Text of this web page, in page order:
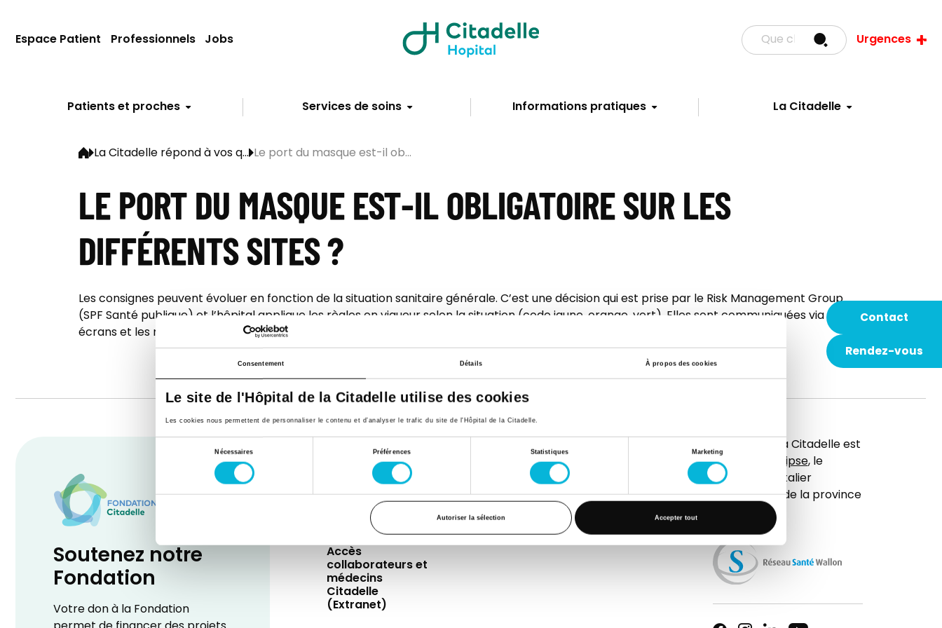
Consentement Détails À propos des cookies
Le site de l'Hôpital de la Citadelle utilise des cookies
Les cookies nous permettent de personnaliser le contenu et d’analyser le trafic du site de l'Hôpital de la Citadelle.
Nécessaires Préférences Statistiques Marketing
Autoriser la sélection Accepter tout
Patients et proches Services de soins Informations pratiques La Citadelle
Espace Patient Professionnels Jobs Urgences
Contact
Rendez-vous
La Citadelle répond à vos q... Le port du masque est-il ob...
LE PORT DU MASQUE EST-IL OBLIGATOIRE SUR LES
DIFFÉRENTS SITES ?
Les consignes peuvent évoluer en fonction de la situation sanitaire générale. C’est une décision qui est prise par le Risk Management Group
(SPF Santé publique) et l’hôpital applique les règles en vigueur selon la situation (code jaune, orange, vert). Elles sont communiquées via les
écrans et les médias.
Soutenez notre
Fondation
Votre don à la Fondation
Espace Patient
Professionnels de
Accès
collaborateurs et
médecins
Citadelle
(Extranet)
Actualités
Contact
FAQ
L’hôpital de la Citadelle est
membre d'
Elipse, le
réseau hospitalier
universitaire de la province